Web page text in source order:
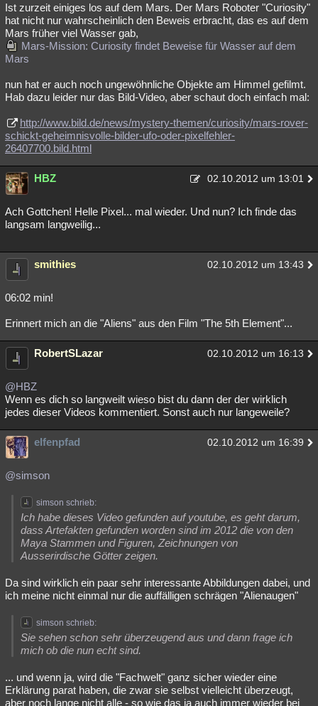
Ist zurzeit einiges los auf dem Mars. Der Mars Roboter "Curiosity"
hat nicht nur wahrscheinlich den Beweis erbracht, das es auf dem
Mars früher viel Wasser gab,
Mars-Mission: Curiosity findet Beweise für Wasser auf dem
Mars
nun hat er auch noch ungewöhnliche Objekte am Himmel gefilmt.
Hab dazu leider nur das Bild-Video, aber schaut doch einfach mal:
http://www.bild.de/news/mystery-themen/curiosity/mars-rover-
schickt-geheimnisvolle-bilder-ufo-oder-pixelfehler-
26407700.bild.html
HBZ 02.10.2012 um 13:01
Ach Gottchen! Helle Pixel... mal wieder. Und nun? Ich finde das
langsam langweilig...
smithies 02.10.2012 um 13:43
06:02 min!
Erinnert mich an die "Aliens" aus den Film "The 5th Element"...
RobertSLazar 02.10.2012 um 16:13
@HBZ
Wenn es dich so langweilt wieso bist du dann der der wirklich
jedes dieser Videos kommentiert. Sonst auch nur langeweile?
elfenpfad 02.10.2012 um 16:39
@simson
simson schrieb:
Ich habe dieses Video gefunden auf youtube, es geht darum,
dass Artefakten gefunden worden sind im 2012 die von den
Maya Stammen und Figuren, Zeichnungen von
Ausserirdische Götter zeigen.
Da sind wirklich ein paar sehr interessante Abbildungen dabei, und
ich meine nicht einmal nur die auffälligen schrägen "Alienaugen"
simson schrieb:
Sie sehen schon sehr überzeugend aus und dann frage ich
mich ob die nun echt sind.
... und wenn ja, wird die "Fachwelt" ganz sicher wieder eine
Erklärung parat haben, die zwar sie selbst vielleicht überzeugt,
aber noch lange nicht alle - so wie das ja auch immer wieder bei